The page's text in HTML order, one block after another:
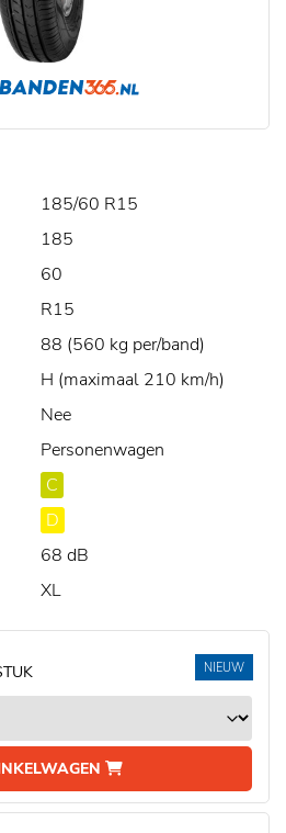
185/60 R15
185
60
R15
88 (560 kg per/band)
H (maximaal 210 km/h)
Nee
Personenwagen
C
D
68 dB
XL
NIEUW